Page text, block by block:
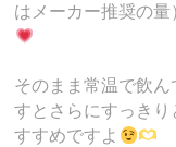
はメーカー推奨の
そのまま常温で飲
すとさらにすっき
すすめですよ